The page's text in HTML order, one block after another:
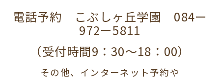
電話予約 こぶしヶ丘学園 084ー
972ー5811
（受付時間9：30～18：00）
その他、インターネット予約や